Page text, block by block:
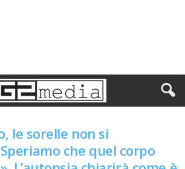
le sorelle non si
che quel corpo